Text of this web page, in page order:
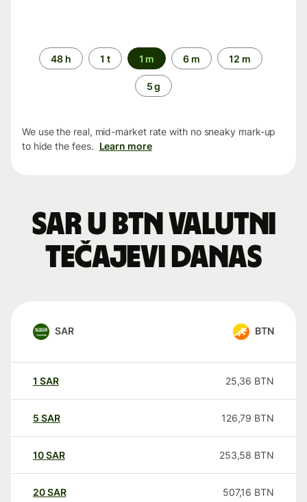
Time
period
48 h 1 t 1 m 6 m 12 m
5 g
We use the real, mid-market rate with no sneaky mark-up
to hide the fees. Learn more
SAR u BTN valutni
tečajevi danas
SAR BTN
1 SAR 25,36 BTN
5 SAR 126,79 BTN
10SAR 253,58 BTN
20SAR 507,16 BTN